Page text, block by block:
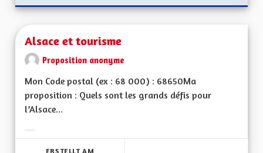
Alsace et tourisme
Proposition anonyme
Mon Code postal (ex : 68 000) : 68650Ma
proposition : Quels sont les grands défis pour
l’Alsace...
ERSTELLT AM